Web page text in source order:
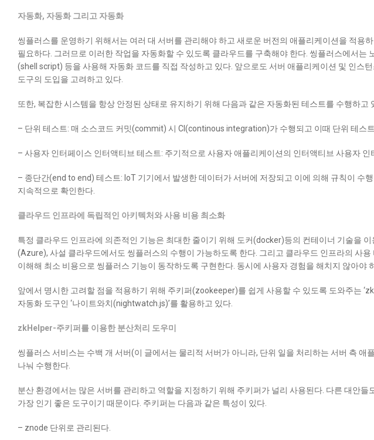
자동화, 자동화 그리고 자동화
씽플러스를 운영하기 위해서는 여러 대 서버를 관리해야 하고 새로운 버전의 애플리케이션을 적용
필요하다. 그러므로 이러한 작업을 자동화할 수 있도록 클라우드를 구축해야 한다. 씽플러스에서는
(shell script) 등을 사용해 자동화 코드를 직접 작성하고 있다. 앞으로도 서버 애플리케이션 및 인스
도구의 도입을 고려하고 있다.
또한, 복잡한 시스템을 항상 안정된 상태로 유지하기 위해 다음과 같은 자동화된 테스트를 수행하고
– 단위 테스트: 매 소스코드 커밋(commit) 시 CI(continous integration)가 수행되고 이때 단위 테스
– 사용자 인터페이스 인터액티브 테스트: 주기적으로 사용자 애플리케이션의 인터액티브 사용자 인
– 종단간(end to end) 테스트: IoT 기기에서 발생한 데이터가 서버에 저장되고 이에 의해 규칙이 수
지속적으로 확인한다.
클라우드 인프라에 독립적인 아키텍처와 사용 비용 최소화
특정 클라우드 인프라에 의존적인 기능은 최대한 줄이기 위해 도커(docker)등의 컨테이너 기술을
(Azure), 사설 클라우드에서도 씽플러스의 수행이 가능하도록 한다. 그리고 클라우드 인프라의 사용
이해해 최소 비용으로 씽플러스 기능이 동작하도록 구현한다. 동시에 사용자 경험을 해치지 않아야
앞에서 명시한 고려할 점을 적용하기 위해 주키퍼(zookeeper)를 쉽게 사용할 수 있도록 도와주는
자동화 도구인 ‘나이트와치(nightwatch.js)’를 활용하고 있다.
zkHelper-주키퍼를 이용한 분산처리 도우미
씽플러스 서비스는 수백 개 서버(이 글에서는 물리적 서버가 아니라, 단위 일을 처리하는 서버 측 애
나눠 수행한다.
분산 환경에서는 많은 서버를 관리하고 역할을 지정하기 위해 주키퍼가 널리 사용된다. 다른 대안들
가장 인기 좋은 도구이기 때문이다. 주키퍼는 다음과 같은 특성이 있다.
– znode 단위로 관리된다.